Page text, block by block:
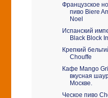
Французское
пиво Biere
Noel
Испанский
Black Block
Крепкий
Chouffe
Кафе Mango
вкусная
Москве.
Ческое пиво